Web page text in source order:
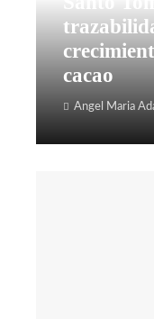
cacao
Angel Maria